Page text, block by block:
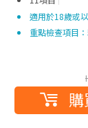
適用於18歲或
重點檢查項目
購